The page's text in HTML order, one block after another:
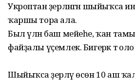
Укроптан әҙерләнгән шыйыҡса
ҡаршы тора ала.
Был үлән баш мейеһе, ҡан
файҙалы үҫемлек. Бигерәк тә
Шыйыҡса әҙерләү өсөн 10 аш